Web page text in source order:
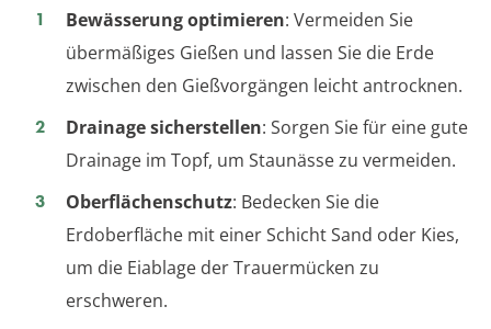
Bewässerung optimieren: Vermeiden Sie
übermäßiges Gießen und lassen Sie die Erde
zwischen den Gießvorgängen leicht antrocknen.
Drainage sicherstellen: Sorgen Sie für eine gute
Drainage im Topf, um Staunässe zu vermeiden.
Oberflächenschutz: Bedecken Sie die
Erdoberfläche mit einer Schicht Sand oder Kies,
um die Eiablage der Trauermücken zu
erschweren.